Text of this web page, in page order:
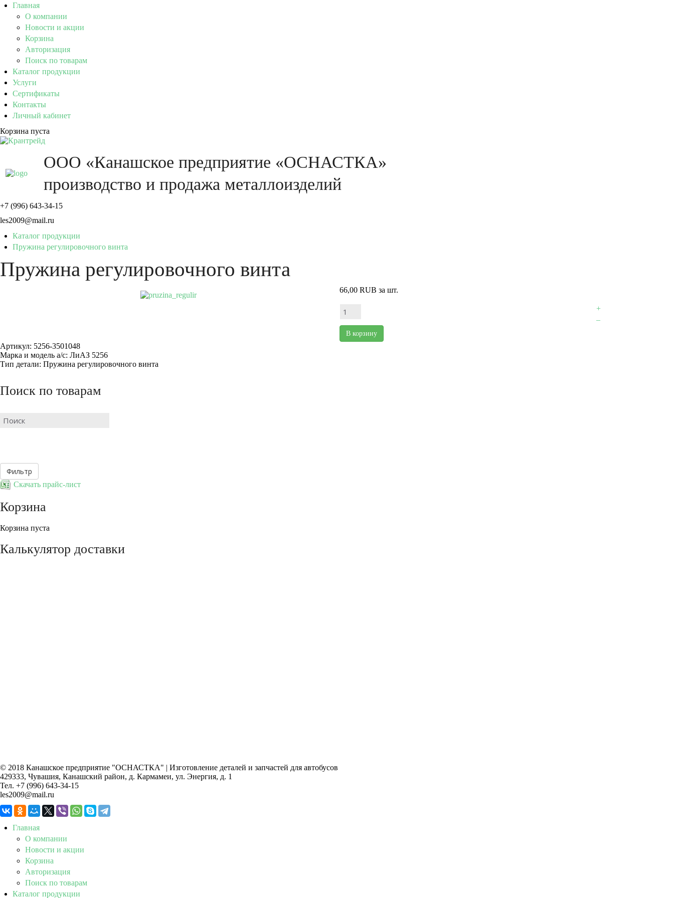
Главная
О компании
Новости и акции
Корзина
Авторизация
Поиск по товарам
Каталог продукции
Услуги
Сертификаты
Контакты
Личный кабинет
Корзина пуста
ООО «Канашское предприятие «ОСНАСТКА»
производство и продажа металлоизделий
+7 (996) 643-34-15
les2009@mail.ru
Каталог продукции
Пружина регулировочного винта
Пружина регулировочного винта
66,00 RUB за шт.
+
–
В корзину
Артикул: 5256-3501048
Марка и модель а/с: ЛиАЗ 5256
Тип детали: Пружина регулировочного винта
Поиск по товарам
Скачать прайс-лист
Корзина
Корзина пуста
Калькулятор доставки
© 2018 Канашское предприятие "ОСНАСТКА" | Изготовление деталей и запчастей для автобусов
429333, Чувашия, Канашский район, д. Кармамеи, ул. Энергия, д. 1
Тел. +7 (996) 643-34-15
les2009@mail.ru
Главная
О компании
Новости и акции
Корзина
Авторизация
Поиск по товарам
Каталог продукции